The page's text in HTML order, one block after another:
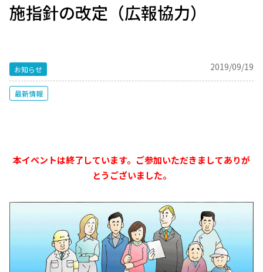
施指針の改定（広報協力）
お知らせ 2019/09/19
最新情報
本イベントは終了しています。ご参加いただきましてありが
とうございました。